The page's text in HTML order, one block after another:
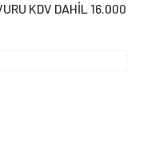
KDV DAHİL 16.000